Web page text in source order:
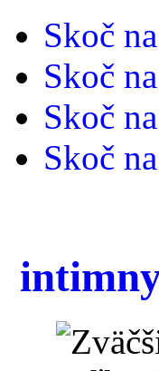
Skoč
Skoč
Skoč
Skoč